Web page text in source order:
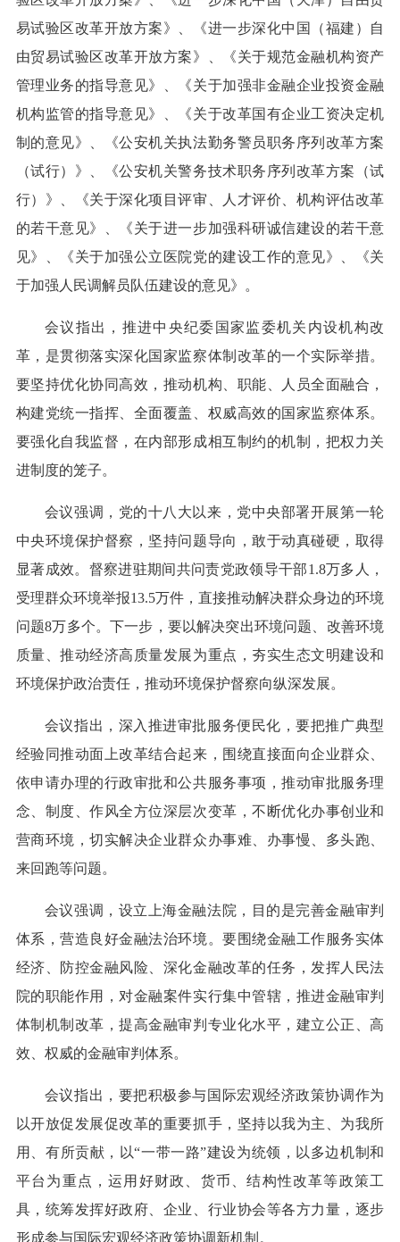
易试验区改革开放方案》、《进一步深化中国（福建）自
由贸易试验区改革开放方案》、《关于规范金融机构资产
管理业务的指导意见》、《关于加强非金融企业投资金融
机构监管的指导意见》、《关于改革国有企业工资决定机
制的意见》、《公安机关执法勤务警员职务序列改革方案
（试行）》、《公安机关警务技术职务序列改革方案（试
行）》、《关于深化项目评审、人才评价、机构评估改革
的若干意见》、《关于进一步加强科研诚信建设的若干意
见》、《关于加强公立医院党的建设工作的意见》、《关
于加强人民调解员队伍建设的意见》。
会议指出，推进中央纪委国家监委机关内设机构改
革，是贯彻落实深化国家监察体制改革的一个实际举措。
要坚持优化协同高效，推动机构、职能、人员全面融合，
构建党统一指挥、全面覆盖、权威高效的国家监察体系。
要强化自我监督，在内部形成相互制约的机制，把权力关
进制度的笼子。
会议强调，党的十八大以来，党中央部署开展第一轮
中央环境保护督察，坚持问题导向，敢于动真碰硬，取得
显著成效。督察进驻期间共问责党政领导干部1.8万多人，
受理群众环境举报13.5万件，直接推动解决群众身边的环境
问题8万多个。下一步，要以解决突出环境问题、改善环境
质量、推动经济高质量发展为重点，夯实生态文明建设和
环境保护政治责任，推动环境保护督察向纵深发展。
会议指出，深入推进审批服务便民化，要把推广典型
经验同推动面上改革结合起来，围绕直接面向企业群众、
依申请办理的行政审批和公共服务事项，推动审批服务理
念、制度、作风全方位深层次变革，不断优化办事创业和
营商环境，切实解决企业群众办事难、办事慢、多头跑、
来回跑等问题。
会议强调，设立上海金融法院，目的是完善金融审判
体系，营造良好金融法治环境。要围绕金融工作服务实体
经济、防控金融风险、深化金融改革的任务，发挥人民法
院的职能作用，对金融案件实行集中管辖，推进金融审判
体制机制改革，提高金融审判专业化水平，建立公正、高
效、权威的金融审判体系。
会议指出，要把积极参与国际宏观经济政策协调作为
以开放促发展促改革的重要抓手，坚持以我为主、为我所
用、有所贡献，以“一带一路”建设为统领，以多边机制和
平台为重点，运用好财政、货币、结构性改革等政策工
具，统筹发挥好政府、企业、行业协会等各方力量，逐步
形成参与国际宏观经济政策协调新机制。